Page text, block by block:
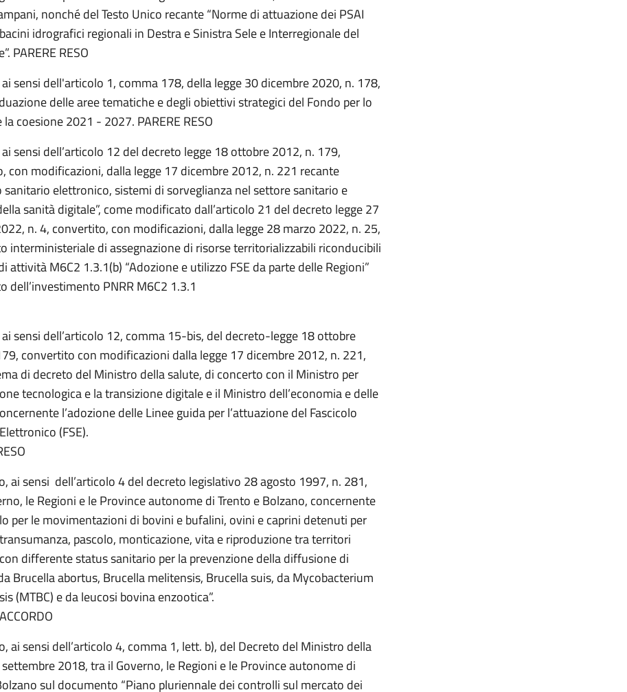
nonché del Testo Unico recante “Norme di attuazione dei PSAI
idrografici regionali in Destra e Sinistra Sele e Interregionale del
PARERE RESO
ai sensi dell'articolo 1, comma 178, della legge 30 dicembre 2020, n. 178,
delle aree tematiche e degli obiettivi strategici del Fondo per lo
coesione 2021 - 2027. PARERE RESO
sensi dell’articolo 12 del decreto legge 18 ottobre 2012, n. 179,
con modificazioni, dalla legge 17 dicembre 2012, n. 221 recante
sanitario elettronico, sistemi di sorveglianza nel settore sanitario e
sanità digitale”, come modificato dall’articolo 21 del decreto legge 27
n. 4, convertito, con modificazioni, dalla legge 28 marzo 2022, n. 25,
interministeriale di assegnazione di risorse territorializzabili riconducibili
attività M6C2 1.3.1(b) “Adozione e utilizzo FSE da parte delle Regioni”
dell’investimento PNRR M6C2 1.3.1
ai sensi dell’articolo 12, comma 15-bis, del decreto-legge 18 ottobre
convertito con modificazioni dalla legge 17 dicembre 2012, n. 221,
di decreto del Ministro della salute, di concerto con il Ministro per
tecnologica e la transizione digitale e il Ministro dell’economia e delle
l’adozione delle Linee guida per l’attuazione del Fascicolo
(FSE).
ai sensi dell’articolo 4 del decreto legislativo 28 agosto 1997, n. 281,
le Regioni e le Province autonome di Trento e Bolzano, concernente
per le movimentazioni di bovini e bufalini, ovini e caprini detenuti per
pascolo, monticazione, vita e riproduzione tra territori
differente status sanitario per la prevenzione della diffusione di
Brucella abortus, Brucella melitensis, Brucella suis, da Mycobacterium
(MTBC) e da leucosi bovina enzootica”.
ai sensi dell’articolo 4, comma 1, lett. b), del Decreto del Ministro della
2018, tra il Governo, le Regioni e le Province autonome di
sul documento “Piano pluriennale dei controlli sul mercato dei